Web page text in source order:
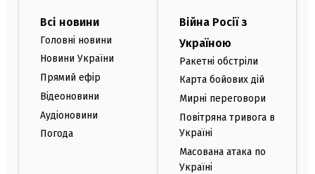
Всі новини
Головні новини
Новини України
Прямий ефір
Відеоновини
Аудіоновини
Погода
Війна Росії з
Україною
Ракетні обстріли
Карта бойових дій
Мирні переговори
Повітряна тривога в
Україні
Масована атака по
Україні